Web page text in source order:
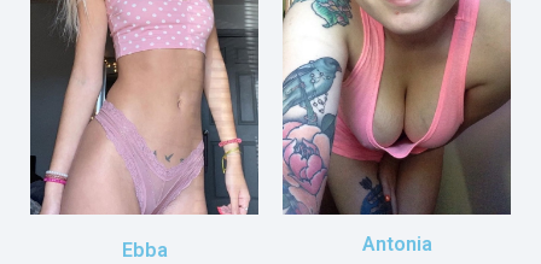
Ebba Antonia